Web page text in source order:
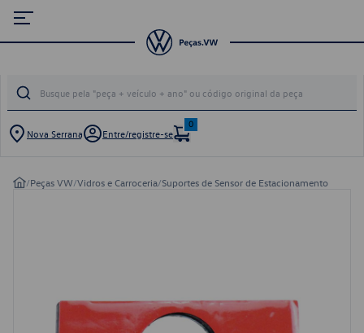
Nova Serrana Entre/registre-se
0
/Peças VW/Vidros e Carroceria/Suportes de Sensor de Estacionamento